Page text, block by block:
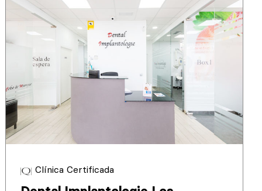
Clínica Certificada